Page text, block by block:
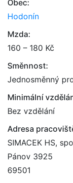
Obec:
Hodonín
Mzda:
160 – 180 Kč
Směnnost:
Jednosměnný
Minimální
Bez vzdělání
Adresa
SIMACEK HS,
Pánov 3925
69501